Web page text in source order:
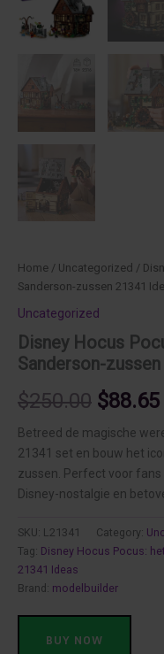
Home / Uncategorized /
Sanderson-zussen 21341
Uncategorized
Disney Hocus
Sanderson-
$250.00 Original
price
was:
$88.65
Betreed de magische
21341 set en bouw het
zussen. Perfect voor
Disney-nostalgie en
SKU: L21341 Category:
Tag: Disney Hocus Pocus:
21341 Ideas
Brand: modelbuilder
BUY NOW